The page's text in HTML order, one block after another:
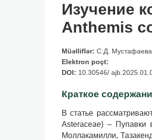
Изучение
Anthemis
Müəlliflər: С.Д. Мустафаева
Elektron poçt:
DOI: 10.30546/
Краткое
В статье
Asteraceae) – Пупавки
Моллакамилли,